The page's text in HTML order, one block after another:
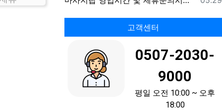
고객센터
0507-2030-
9000
평일 오전 10:00 ~ 오후
18:00